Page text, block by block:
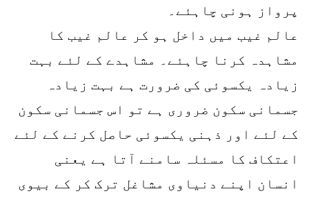
پرواز ہونی چاہئے۔
عالم غیب میں داخل ہو کر عالم غیب کا
مشاہدہ کرنا چاہئے۔ مشاہدے کے لئے بہت
زیادہ یکسوئی کی ضرورت ہے بہت زیادہ
جسمانی سکون ضروری ہے تو اس جسمانی سکون
کے لئے اور ذہنی یکسوئی حاصل کرنے کے لئے
اعتکاف کا مسئلہ سامنے آتا ہے یعنی
انسان اپنے دنیاوی مشاغل ترک کر کے بیوی